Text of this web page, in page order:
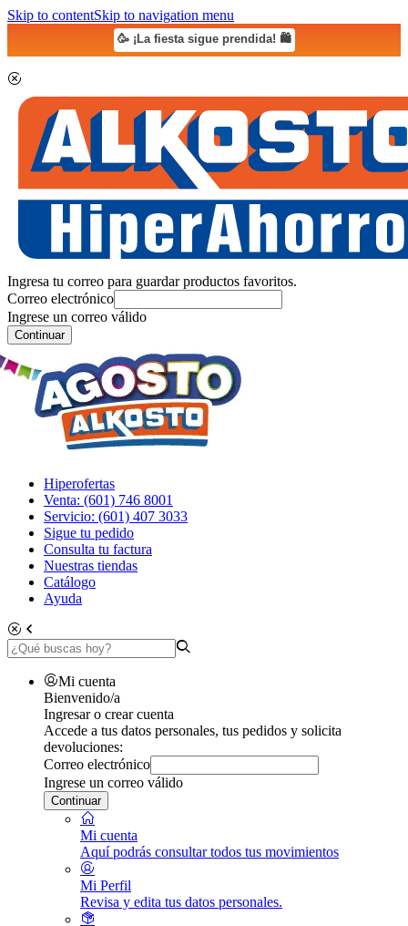
Skip to contentSkip to navigation menu
🥳 ¡La fiesta sigue prendida! 🛍️
Ingresa tu correo para guardar productos favoritos.
Correo electrónico
Ingrese un correo válido
Continuar
Hiperofertas
Venta: (601) 746 8001
Servicio: (601) 407 3033
Sigue tu pedido
Consulta tu factura
Nuestras tiendas
Catálogo
Ayuda
Mi cuenta
Bienvenido/a
Ingresar o crear cuenta
Accede a tus datos personales, tus pedidos y solicita
devoluciones:
Correo electrónico
Ingrese un correo válido
Continuar
Mi cuenta
Aquí podrás consultar todos tus movimientos
Mi Perfil
Revisa y edita tus datos personales.